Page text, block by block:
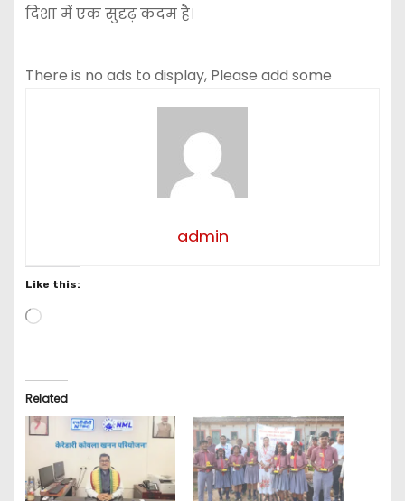
दिशा में एक सुदृढ़ कदम है।
There is no ads to display, Please add some
admin
Like this:
L
i
n
g
Related